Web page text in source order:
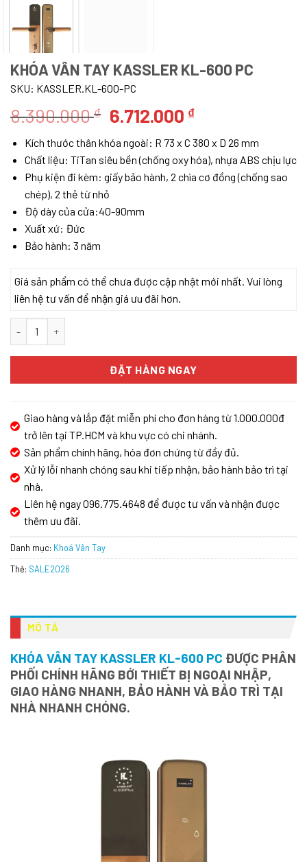
KHÓA VÂN TAY KASSLER KL-600 PC
SKU: KASSLER.KL-600-PC
8.390.000₫ Giá
là:
8.390.000 ₫.
6.712.000 ₫Giá
tại
là:
6.712.000 ₫.
Kích thước thân khóa ngoài: R 73 x C 380 x D 26 mm
Chất liệu: TiTan siêu bền (chống oxy hóa), nhựa ABS chịu lực
Phụ kiện đi kèm: giấy bảo hành, 2 chìa cơ đồng (chống sao
chép), 2 thẻ từ nhỏ
Độ dày của cửa:40-90mm
Xuất xứ: Đức
Bảo hành: 3 năm
Giá sản phẩm có thể chưa được cập nhật mới nhất. Vui lòng
liên hệ tư vấn để nhận giá ưu đãi hơn.
ĐẶT HÀNG NGAY
Giao hàng và lắp đặt miễn phí cho đơn hàng từ 1.000.000đ
trở lên tại TP.HCM và khu vực có chi nhánh.
Sản phẩm chính hãng, hóa đơn chứng từ đầy đủ.
Xử lý lỗi nhanh chóng sau khi tiếp nhận, bảo hành bảo trì tại
nhà.
Liên hệ ngay 096.775.4648 để được tư vấn và nhận được
thêm ưu đãi.
Danh mục: Khoá Vân Tay
Thẻ: SALE2026
MÔ TẢ
KHÓA VÂN TAY KASSLER KL-600 PC ĐƯỢC PHÂN
PHỐI CHÍNH HÃNG BỚI THIẾT BỊ NGOẠI NHẬP,
GIAO HÀNG NHANH, BẢO HÀNH VÀ BẢO TRÌ TẠI
NHÀ NHANH CHÓNG.